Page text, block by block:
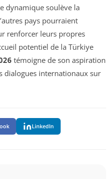
dynamique soulève la
pays pourraient
renforcer leurs propres
potentiel de la Türkiye
témoigne de son aspiration
dialogues internationaux sur
LinkedIn